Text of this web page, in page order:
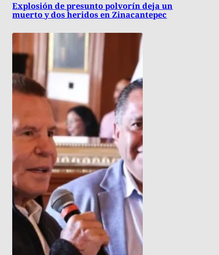
Explosión de presunto polvorín deja un
muerto y dos heridos en Zinacantepec